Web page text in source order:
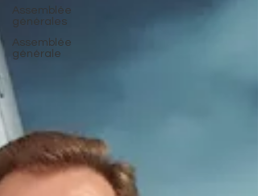
Assemblée
générales
Assemblée
générale